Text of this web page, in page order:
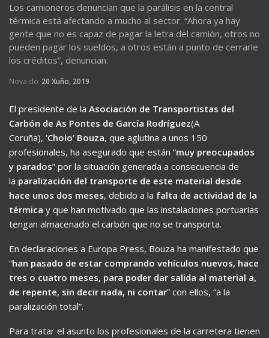
Los camioneros denuncian que la parálisis en la central
térmica está afectando a mucho al sector. “Ahora ya hay
gente que no es capaz de pagar la letra del camión, otros no
pueden pagar los sueldos, a otros están a punto de cerrarle
los créditos”, denuncian.
Nova do 20 Xuño, 2019
El presidente de la Asociación de Transportistas del
Carbón de As Pontes de García Rodríguez(A
Coruña), ‘Cholo’ Bouza, que aglutina a unos 150
profesionales, ha asegurado que están “muy preocupados
y parados” por la situación generada a consecuencia de
la paralización del transporte de este material desde
hace unos dos meses, debido a la falta de actividad de la
térmica y que han motivado que las instalaciones portuarias
tengan almacenado el carbón que no se transporta.
En declaraciones a Europa Press, Bouza ha manifestado que
“han pasado de estar comprando vehículos nuevos, hace
tres o cuatro meses, para poder dar salida al material a,
de repente, sin decir nada, ni contar” con ellos, “a la
paralización total”.
Para tratar el asunto los profesionales de la carretera tienen